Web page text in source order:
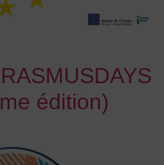
édition)